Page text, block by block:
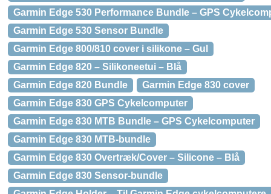
Garmin Edge 530 Performance Bundle – GPS
Garmin Edge 530 Sensor Bundle
Garmin Edge 800/810 cover i silikone – Gul
Garmin Edge 820 – Silikoneetui – Blå
Garmin Edge 820 Bundle
Garmin Edge 830 cover
Garmin Edge 830 GPS Cykelcomputer
Garmin Edge 830 MTB Bundle – GPS Cykelcomputer
Garmin Edge 830 MTB-bundle
Garmin Edge 830 Overtræk/Cover – Silicone – Blå
Garmin Edge 830 Sensor-bundle